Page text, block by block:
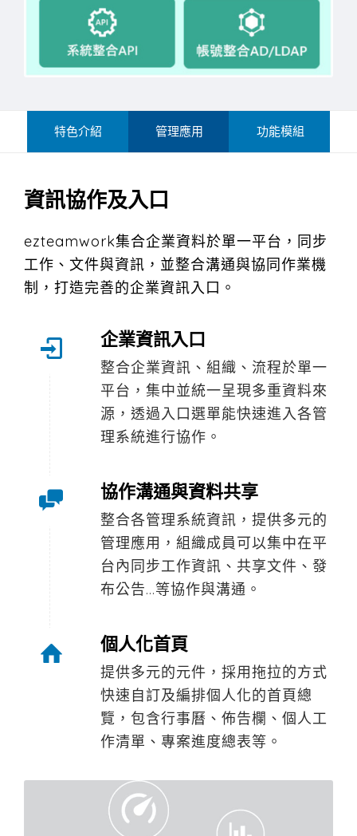
特色介紹 管理應用 功能模組
資訊協作及入口
ezteamwork集合企業資料於單一平台，同步
工作、文件與資訊，並整合溝通與協同作業機
制，打造完善的企業資訊入口。
企業資訊入口
整合企業資訊、組織、流程於單一
平台，集中並統一呈現多重資料來
源，透過入口選單能快速進入各管
理系統進行協作。
協作溝通與資料共享
整合各管理系統資訊，提供多元的
管理應用，組織成員可以集中在平
台內同步工作資訊、共享文件、發
布公告…等協作與溝通。
個人化首頁
提供多元的元件，採用拖拉的方式
快速自訂及編排個人化的首頁總
覽，包含行事曆、佈告欄、個人工
作清單、專案進度總表等。